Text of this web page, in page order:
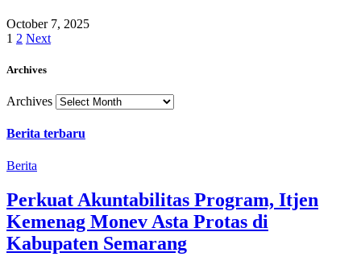
October 7, 2025
1 2 Next
Archives
Archives
Berita terbaru
Berita
Perkuat Akuntabilitas Program, Itjen
Kemenag Monev Asta Protas di
Kabupaten Semarang